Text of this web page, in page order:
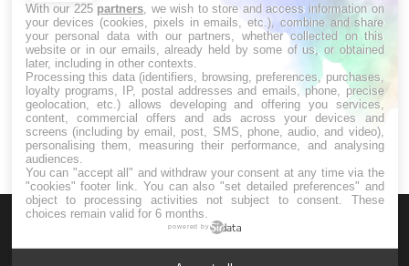
Maladie de Charcot (Sclérose latérale
amyotrophique)
With our 225 partners , we wish to store and access information on
your devices (cookies, pixels in emails, etc.), combine and share
your personal data with our partners, whether collected on this
website or in our emails, already held by some of us, or obtained
later, including in other contexts.
Processing this data (identifiers, browsing, preferences, purchases,
loyalty programs, IP, postal addresses and emails, phone, precise
geolocation, etc.) allows developing and offering you services,
content, commercial offers and ads across your devices and
screens (including by email, post, SMS, phone, audio, and video),
personalising them, measuring their performance, and analysing
audiences.
You can "accept all" and withdraw your consent at any time via the
"cookies" footer link . You can also "set detailed preferences" and
object to processing activities not subject to consent. These
choices remain valid for 6 months.
powered by